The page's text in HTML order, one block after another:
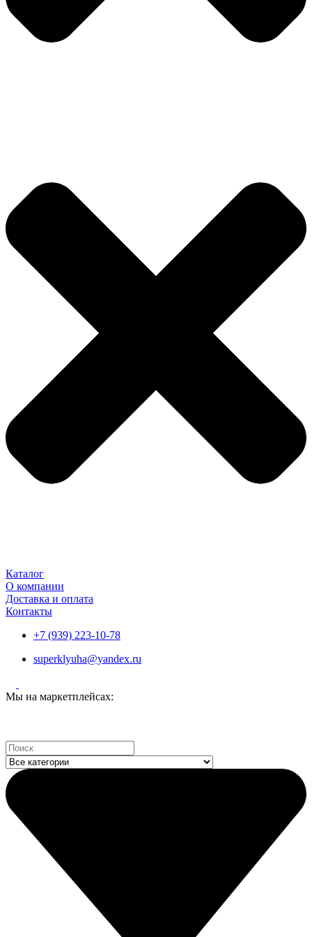
Каталог
О компании
Доставка и оплата
Контакты
+7 (939) 223-10-78
superklyuha@yandex.ru
Мы на маркетплейсах:
Search
...